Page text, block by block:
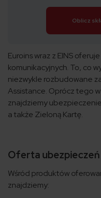
Oblicz
Euroins wraz z EINS
komunikacyjnych. To, co
niezwykle rozbudowane
Assistance. Oprócz tego
znajdziemy
a także Zieloną Kartę.
Oferta ubezpieczeń
Wśród produktów
znajdziemy: